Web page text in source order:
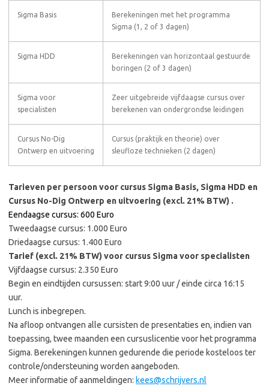
Sigma Basis
Berekeningen met het programma
Sigma (1, 2 of 3 dagen)
Sigma HDD
Berekeningen van horizontaal gestuurde
boringen (2 of 3 dagen)
Sigma voor
specialisten
Zeer uitgebreide vijfdaagse cursus over
berekenen van ondergrondse leidingen
Cursus No-Dig
Ontwerp en uitvoering
Cursus (praktijk en theorie) over
sleufloze technieken (2 dagen)
Tarieven per persoon voor cursus Sigma Basis, Sigma HDD en
Cursus No-Dig Ontwerp en uitvoering (excl. 21% BTW) .
Eendaagse cursus: 600 Euro
Tweedaagse cursus: 1.000 Euro
Driedaagse cursus: 1.400 Euro
Tarief (excl. 21% BTW) voor cursus Sigma voor specialisten
Vijfdaagse cursus: 2.350 Euro
Begin en eindtijden cursussen: start 9:00 uur / einde circa 16:15
uur.
Lunch is inbegrepen.
Na afloop ontvangen alle cursisten de presentaties en, indien van
toepassing, twee maanden een cursuslicentie voor het programma
Sigma. Berekeningen kunnen gedurende die periode kosteloos ter
controle/ondersteuning worden aangeboden.
Meer informatie of aanmeldingen: kees@schrijvers.nl